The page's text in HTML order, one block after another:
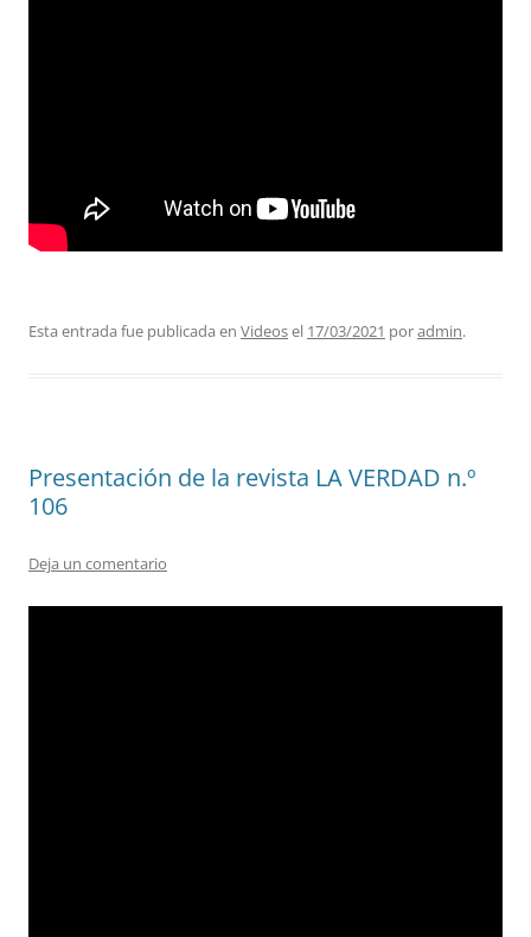
Esta entrada fue publicada en Videosel 17/03/2021 poradmin.
Presentación de la revista LA VERDAD n.º
106
Deja un comentario